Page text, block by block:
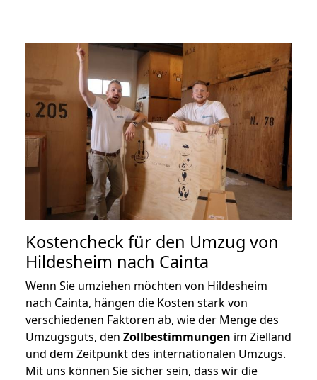
Kostencheck für den Umzug von
Hildesheim nach Cainta
Wenn Sie umziehen möchten von Hildesheim
nach Cainta, hängen die Kosten stark von
verschiedenen Faktoren ab, wie der Menge des
Umzugsguts, den Zollbestimmungen im Zielland
und dem Zeitpunkt des internationalen Umzugs.
Mit uns können Sie sicher sein, dass wir die